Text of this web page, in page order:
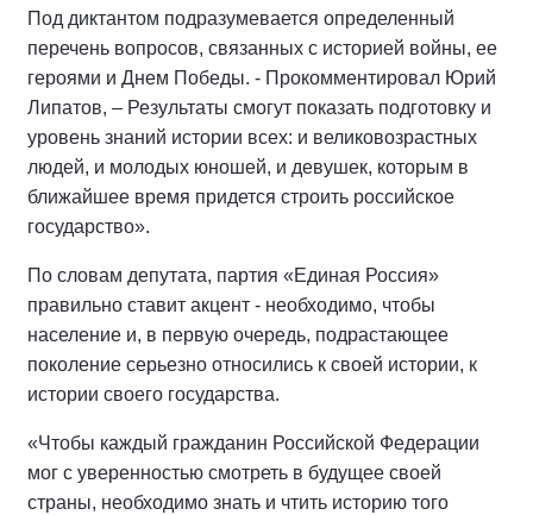
Под диктантом подразумевается определенный
перечень вопросов, связанных с историей войны, ее
героями и Днем Победы. - Прокомментировал Юрий
Липатов, – Результаты смогут показать подготовку и
уровень знаний истории всех: и великовозрастных
людей, и молодых юношей, и девушек, которым в
ближайшее время придется строить российское
государство».
По словам депутата, партия «Единая Россия»
правильно ставит акцент - необходимо, чтобы
население и, в первую очередь, подрастающее
поколение серьезно относились к своей истории, к
истории своего государства.
«Чтобы каждый гражданин Российской Федерации
мог с уверенностью смотреть в будущее своей
страны, необходимо знать и чтить историю того